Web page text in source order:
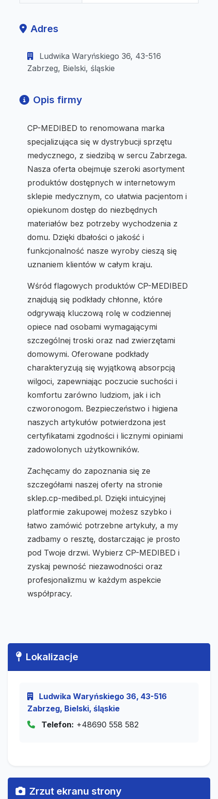
Adres
Ludwika Waryńskiego 36, 43-516
Zabrzeg, Bielski, śląskie
Opis firmy
CP-MEDIBED to renomowana marka
specjalizująca się w dystrybucji sprzętu
medycznego, z siedzibą w sercu Zabrzega.
Nasza oferta obejmuje szeroki asortyment
produktów dostępnych w internetowym
sklepie medycznym, co ułatwia pacjentom i
opiekunom dostęp do niezbędnych
materiałów bez potrzeby wychodzenia z
domu. Dzięki dbałości o jakość i
funkcjonalność nasze wyroby cieszą się
uznaniem klientów w całym kraju.
Wśród flagowych produktów CP-MEDIBED
znajdują się podkłady chłonne, które
odgrywają kluczową rolę w codziennej
opiece nad osobami wymagającymi
szczególnej troski oraz nad zwierzętami
domowymi. Oferowane podkłady
charakteryzują się wyjątkową absorpcją
wilgoci, zapewniając poczucie suchości i
komfortu zarówno ludziom, jak i ich
czworonogom. Bezpieczeństwo i higiena
naszych artykułów potwierdzona jest
certyfikatami zgodności i licznymi opiniami
zadowolonych użytkowników.
Zachęcamy do zapoznania się ze
szczegółami naszej oferty na stronie
sklep.cp-medibed.pl. Dzięki intuicyjnej
platformie zakupowej możesz szybko i
łatwo zamówić potrzebne artykuły, a my
zadbamy o resztę, dostarczając je prosto
pod Twoje drzwi. Wybierz CP-MEDIBED i
zyskaj pewność niezawodności oraz
profesjonalizmu w każdym aspekcie
współpracy.
Lokalizacje
Ludwika Waryńskiego 36, 43-516
Zabrzeg, Bielski, śląskie
Telefon: +48690 558 582
Zrzut ekranu strony